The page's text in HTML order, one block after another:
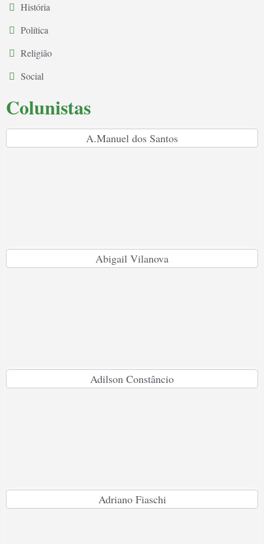
História
Política
Religião
Social
Colunistas
A.Manuel dos Santos
Abigail Vilanova
Adilson Constâncio
Adriano Fiaschi